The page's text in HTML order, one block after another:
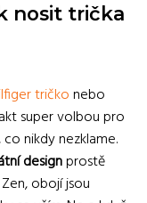
nosit trička
tričkonebo
super volbou pro
nikdy nezklame.
designprostě
obojí jsou